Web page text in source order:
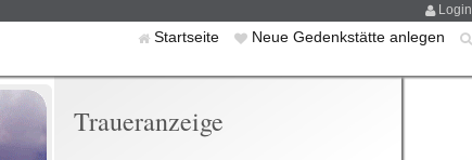
Login
Startseite Neue Gedenkstätte anlegen
Traueranzeige